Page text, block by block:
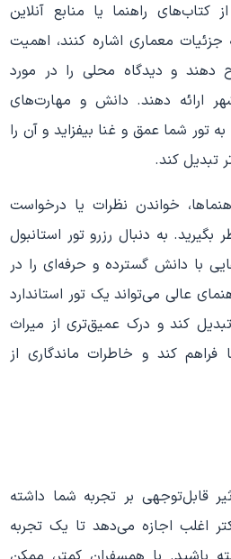
راهنما یا منابع آنلاین
جزئیات معماری اشاره کنند، اهمیت
دهند و دیدگاه محلی را در مورد
ارائه دهند. دانش و مهارت‌های
تور شما عمق و غنا بیفزاید و آن را
تبدیل کند.
خواندن نظرات یا درخواست
به دنبال رزرو تور استانبول
با دانش گسترده و حرفه‌ای را در
عالی می‌تواند یک تور استاندارد
کند و درک عمیق‌تری از میراث
فراهم کند و خاطرات ماندگاری از
قابل‌توجهی بر تجربه شما داشته
اغلب اجازه می‌دهد تا یک تجربه